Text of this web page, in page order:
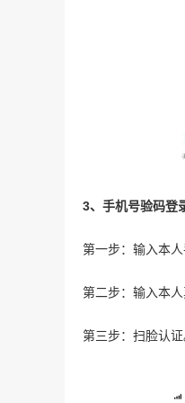
3、手机号验码登
第一步：输入本
第二步：输入本人
第三步：扫脸认证